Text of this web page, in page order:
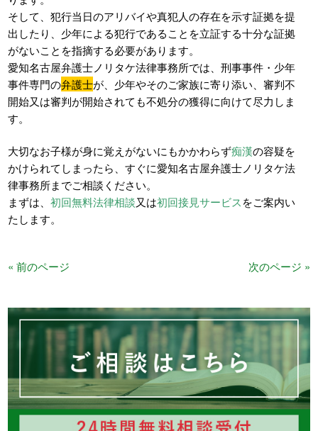
そして、犯行当日のアリバイや真犯人の存在を示す証拠を提
出したり、少年による犯行であることを立証する十分な証拠
がないことを指摘する必要があります。
愛知名古屋弁護士ノリタケ法律事務所では、刑事事件・少年
事件専門の弁護士が、少年やそのご家族に寄り添い、審判不
開始又は審判が開始されても不処分の獲得に向けて尽力しま
す。
大切なお子様が身に覚えがないにもかかわらず痴漢の容疑を
かけられてしまったら、すぐに愛知名古屋弁護士ノリタケ法
律事務所までご相談ください。
まずは、初回無料法律相談又は初回接見サービスをご案内い
たします。
« 前のページ 次のページ »